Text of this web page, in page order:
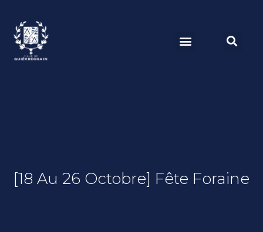
[18 Au 26 Octobre] Fête Foraine